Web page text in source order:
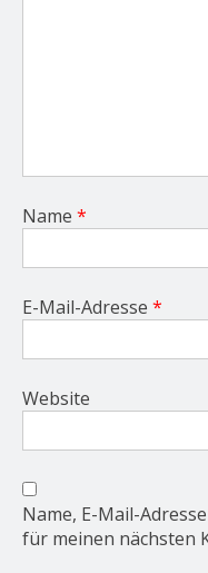
Name *
E-Mail-Adresse *
Website
Name, E-Mail-
für meinen nächsten